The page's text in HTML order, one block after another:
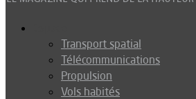
Transport spatial
Télécommunications
Propulsion
Vols habités